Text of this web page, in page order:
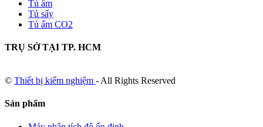
Tủ ấm
Tủ sấy
Tủ ấm CO2
TRỤ SỞ TẠI TP. HCM
© Thiết bị kiểm nghiệm - All Rights Reserved
Sản phẩm